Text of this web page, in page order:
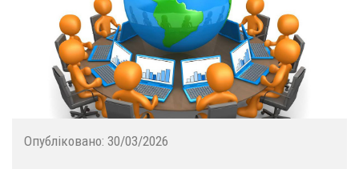
Опубліковано: 30/03/2026